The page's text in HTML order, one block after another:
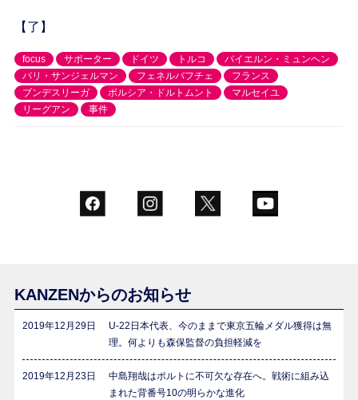
【了】
focus サポーター ドイツ トルコ
バイエルン・ミュンヘン
パリ・サンジェルマン
フェネルバフチェ
フランス
ブンデスリーガ
ボルシア・ドルトムント
マルセイユ
リーグアン
事件
KANZENからのお知らせ
2019年12月29日
U-22日本代表、今のままで東京五輪メダル獲得は無
理。何よりも森保監督の負担軽減を
2019年12月23日
中島翔哉はポルトに不可欠な存在へ。戦術に組み込
まれた背番号10の明らかな進化